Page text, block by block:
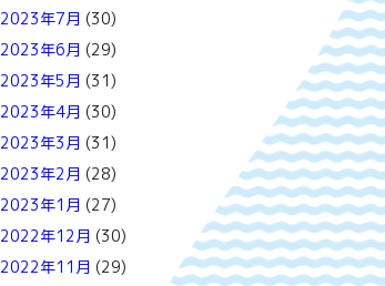
2023年7月 (30)
2023年6月 (29)
2023年5月 (31)
2023年4月 (30)
2023年3月 (31)
2023年2月 (28)
2023年1月 (27)
2022年12月 (30)
2022年11月 (29)